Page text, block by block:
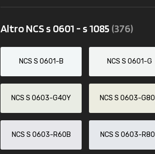
Altro NCS s 0601 - s 1085 (376)
NCS S 0601-B NCS S 0601-G
NCS S 0603-G40Y NCS S 0603-
NCS S 0603-R60B NCS S 0603-